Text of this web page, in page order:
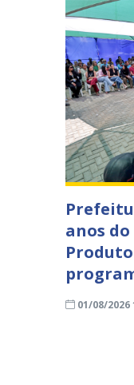
anos
01/08/2026